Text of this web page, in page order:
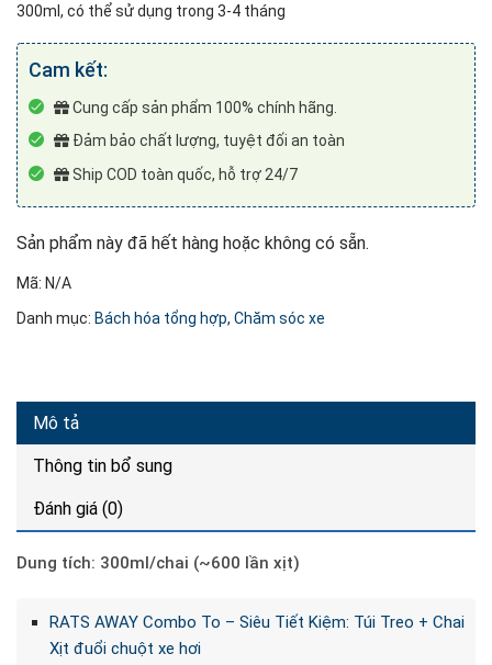
300ml, có thể sử dụng trong 3-4 tháng
Cam kết:
Cung cấp sản phẩm 100% chính hãng.
Đảm bảo chất lượng, tuyệt đối an toàn
Ship COD toàn quốc, hỗ trợ 24/7
Sản phẩm này đã hết hàng hoặc không có sẵn.
Mã: N/A
Danh mục: Bách hóa tổng hợp, Chăm sóc xe
Mô tả
Thông tin bổ sung
Đánh giá (0)
Dung tích: 300ml/chai (~600 lần xịt)
RATS AWAY Combo To – Siêu Tiết Kiệm: Túi Treo + Chai
Xịt đuổi chuột xe hơi